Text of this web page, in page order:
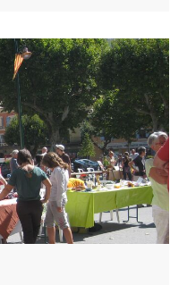
pour découvrir les
long de l'année.